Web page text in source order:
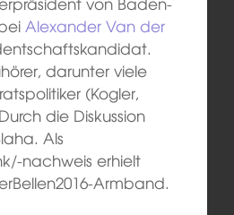
Alexander Van der
darunter viele
(Kogler,
die Diskussion
Als
nachweis erhielt
Armband.